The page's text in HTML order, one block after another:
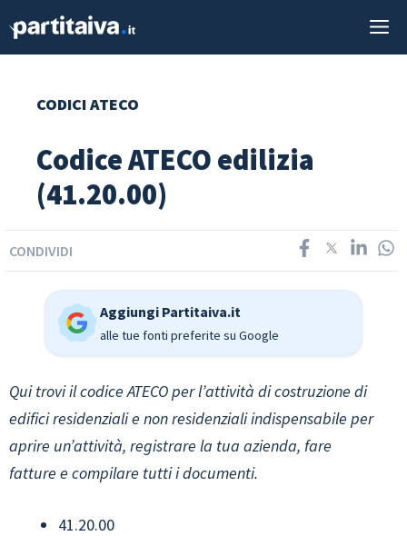
CODICI ATECO
Codice ATECO edilizia
(41.20.00)
CONDIVIDI
Aggiungi Partitaiva.it
alle tue fonti preferite su Google
Qui trovi il codice ATECO per l’attività di costruzione di
edifici residenziali e non residenziali indispensabile per
aprire un’attività, registrare la tua azienda, fare
fatture e compilare tutti i documenti.
41.20.00